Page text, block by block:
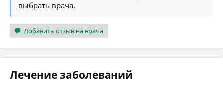
выбрать врача.
Добавить отзыв на врача
Лечение заболеваний